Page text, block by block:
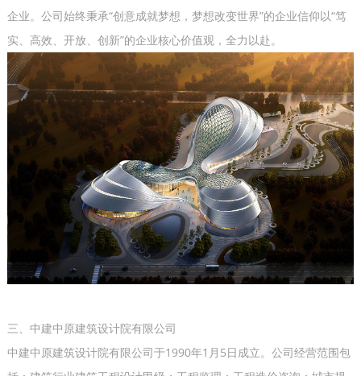
企业。公司始终秉承“创意成就梦想，梦想改变世界”的企业信仰以“笃
实、高效、开放、创新”的企业核心价值观，全力以赴。
三、中建中原建筑设计院有限公司
中建中原建筑设计院有限公司于1990年1月5日成立。公司经营范围包